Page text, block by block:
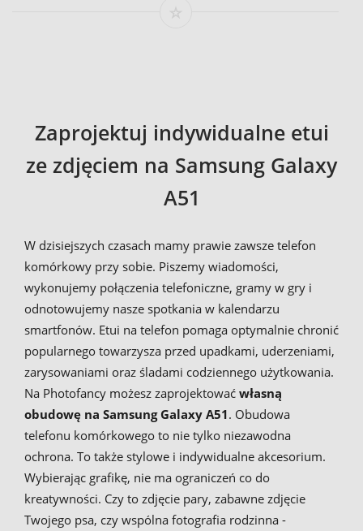
Zaprojektuj indywidualne etui
ze zdjęciem na Samsung Galaxy
A51
W dzisiejszych czasach mamy prawie zawsze telefon
komórkowy przy sobie. Piszemy wiadomości,
wykonujemy połączenia telefoniczne, gramy w gry i
odnotowujemy nasze spotkania w kalendarzu
smartfonów. Etui na telefon pomaga optymalnie chronić
popularnego towarzysza przed upadkami, uderzeniami,
zarysowaniami oraz śladami codziennego użytkowania.
Na Photofancy możesz zaprojektować własną
obudowę na Samsung Galaxy A51. Obudowa
telefonu komórkowego to nie tylko niezawodna
ochrona. To także stylowe i indywidualne akcesorium.
Wybierając grafikę, nie ma ograniczeń co do
kreatywności. Czy to zdjęcie pary, zabawne zdjęcie
Twojego psa, czy wspólna fotografia rodzinna -